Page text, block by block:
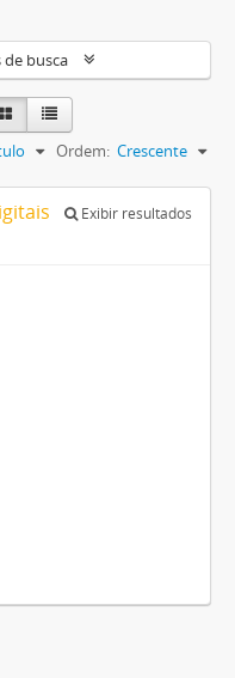
de busca
Ordem: Crescente
Exibir resultados